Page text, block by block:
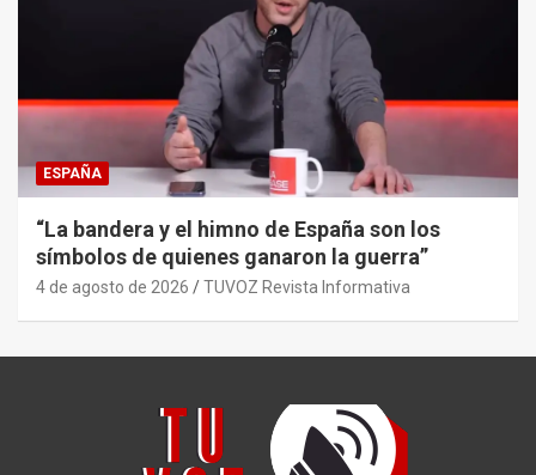
ESPAÑA
“La bandera y el himno de España son los
símbolos de quienes ganaron la guerra”
4 de agosto de 2026 TUVOZ Revista Informativa